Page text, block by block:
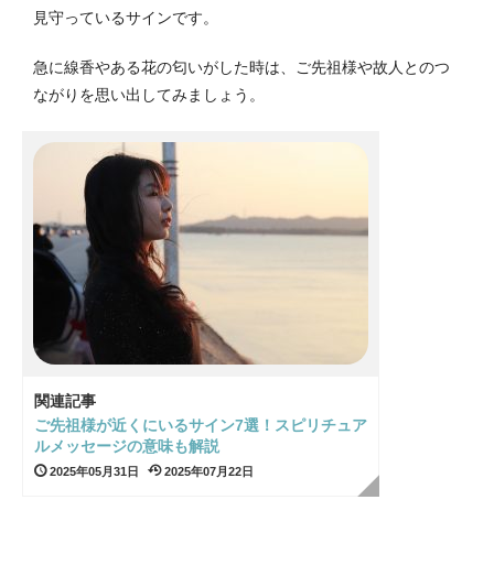
見守っているサインです。
急に線香やある花の匂いがした時は、ご先祖様や故人とのつ
ながりを思い出してみましょう。
関連記事
ご先祖様が近くにいるサイン7選！スピリチュア
ルメッセージの意味も解説
2025年05月31日 2025年07月22日